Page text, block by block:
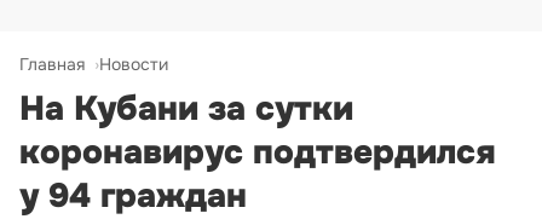
Главная Новости
На Кубани за сутки
коронавирус подтвердился
у 94 граждан